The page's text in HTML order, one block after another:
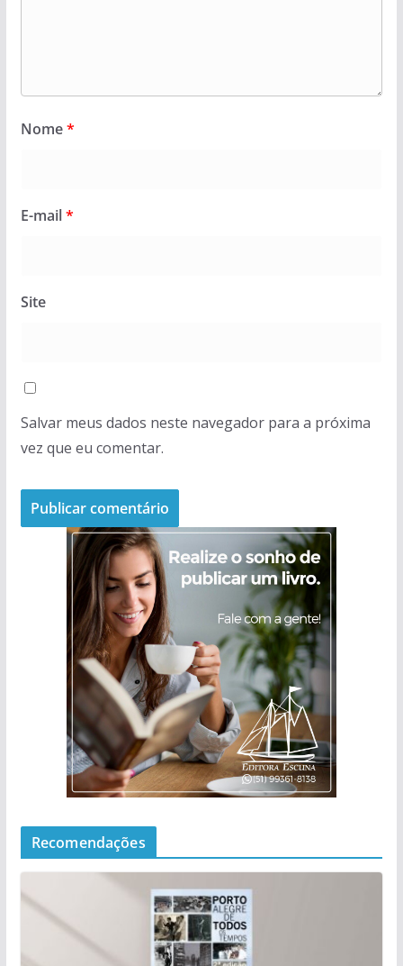
Nome*
E-mail*
Site
Salvar meus dados neste navegador para a próxima
vez que eu comentar.
Recomendações